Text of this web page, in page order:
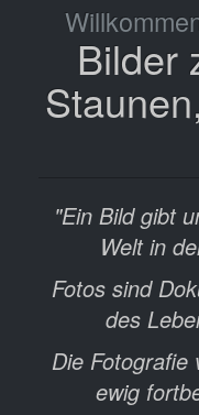
Bilder
"Ein Bild gibt
Welt in
Fotos sind
des
Die Fotografie
ewig